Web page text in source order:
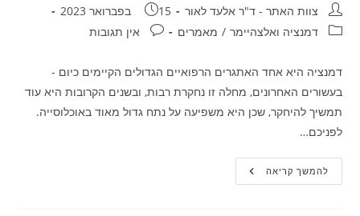
מחבר:צוות האתר - ד"ר אלעד לאור פורסם:
15 בפברואר 2023
קטגוריה:דמנציה ואלצהיימר / מאמרים תגובות:אין תגובות
דמנציה היא אחד האתגרים הרפואיים הגדולים הקיימים כיום -
בעשורים האחרונים, מחלה זו נחקרת רבות, ובשנים הקרובות היא עוד
תמשיך להיחקר, שכן היא משפיעה על נתח גדול מאוד באוכלוסייה.
לפניכם…
להמשך קריאה
8
נתונים